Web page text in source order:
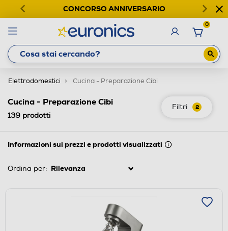
CONCORSO ANNIVERSARIO
0
Elettrodomestici Cucina - Preparazione Cibi
Filtri 2
Cucina - Preparazione Cibi
139 prodotti
Informazioni sui prezzi e prodotti visualizzati
Ordina per: